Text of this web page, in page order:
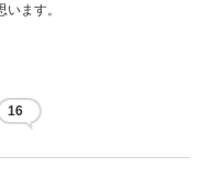
ます。
16